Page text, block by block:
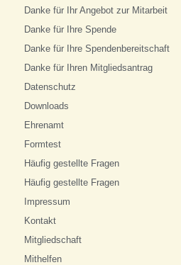
Danke für Ihr Angebot zur Mitarbeit
Danke für Ihre Spende
Danke für Ihre Spendenbereitschaft
Danke für Ihren Mitgliedsantrag
Datenschutz
Downloads
Ehrenamt
Formtest
Häufig gestellte Fragen
Häufig gestellte Fragen
Impressum
Kontakt
Mitgliedschaft
Mithelfen